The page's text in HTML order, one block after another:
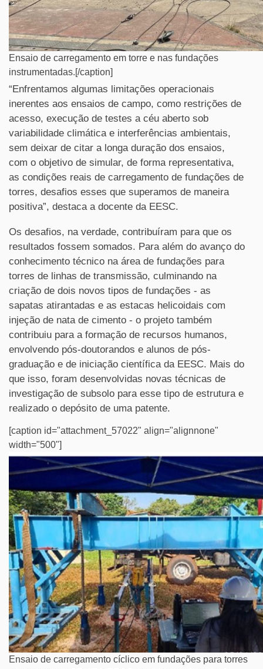
Ensaio de carregamento em torre e nas fundações
instrumentadas.[/caption]
“Enfrentamos algumas limitações operacionais
inerentes aos ensaios de campo, como restrições de
acesso, execução de testes a céu aberto sob
variabilidade climática e interferências ambientais,
sem deixar de citar a longa duração dos ensaios,
com o objetivo de simular, de forma representativa,
as condições reais de carregamento de fundações de
torres, desafios esses que superamos de maneira
positiva”, destaca a docente da EESC.
Os desafios, na verdade, contribuíram para que os
resultados fossem somados. Para além do avanço do
conhecimento técnico na área de fundações para
torres de linhas de transmissão, culminando na
criação de dois novos tipos de fundações - as
sapatas atirantadas e as estacas helicoidais com
injeção de nata de cimento - o projeto também
contribuiu para a formação de recursos humanos,
envolvendo pós-doutorandos e alunos de pós-
graduação e de iniciação científica da EESC. Mais do
que isso, foram desenvolvidas novas técnicas de
investigação de subsolo para esse tipo de estrutura e
realizado o depósito de uma patente.
[caption id="attachment_57022" align="alignnone"
width="500"]
Ensaio de carregamento cíclico em fundações para torres